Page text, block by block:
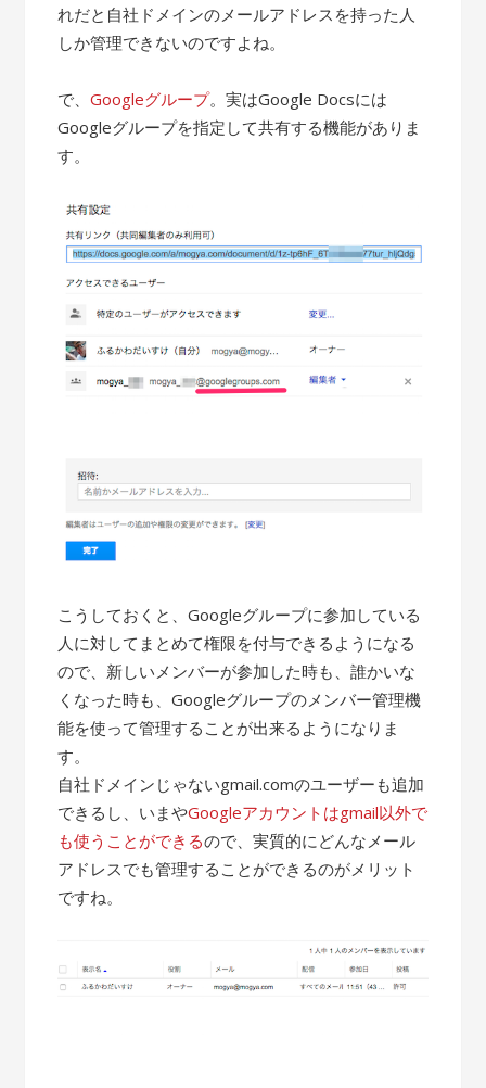
れだと自社ドメインのメールアドレスを持った人
しか管理できないのですよね。
で、Googleグループ。実はGoogle Docsには
Googleグループを指定して共有する機能がありま
す。
こうしておくと、Googleグループに参加している
人に対してまとめて権限を付与できるようになる
ので、新しいメンバーが参加した時も、誰かいな
くなった時も、Googleグループのメンバー管理機
能を使って管理することが出来るようになりま
す。
自社ドメインじゃないgmail.comのユーザーも追加
できるし、いまやGoogleアカウントはgmail以外で
も使うことができるので、実質的にどんなメール
アドレスでも管理することができるのがメリット
ですね。